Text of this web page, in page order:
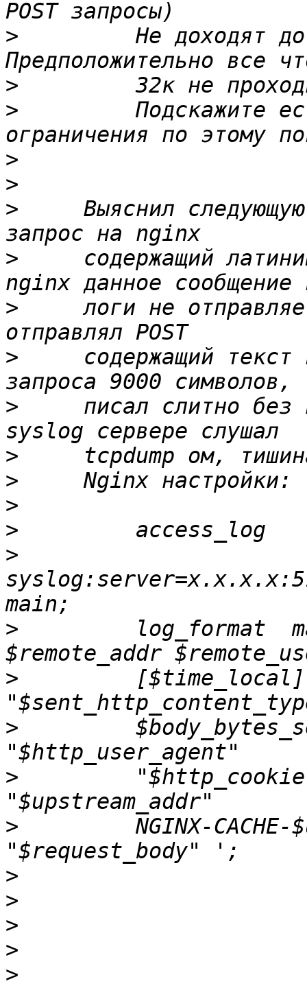
>
Не доходят
>
>
Подскажите
>
>
>
Выяснил
>
содержащий
>
логи не
>
содержащий текст
>
писал слитно без
>
>
>
>
>
>
log_format
>
>
>
>
NGINX-CACHE-
>
>
>
>
>